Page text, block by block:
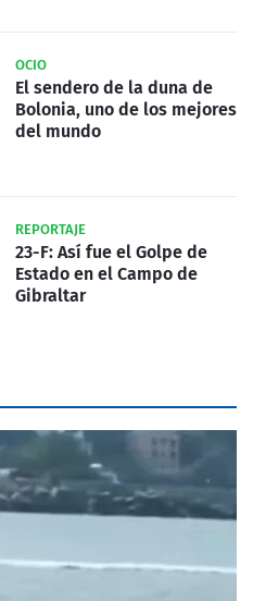
OCIO
El sendero de la duna de
Bolonia, uno de los mejores
del mundo
REPORTAJE
23-F: Así fue el Golpe de
Estado en el Campo de
Gibraltar